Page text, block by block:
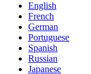
English
French
German
Portuguese
Spanish
Russian
Japanese